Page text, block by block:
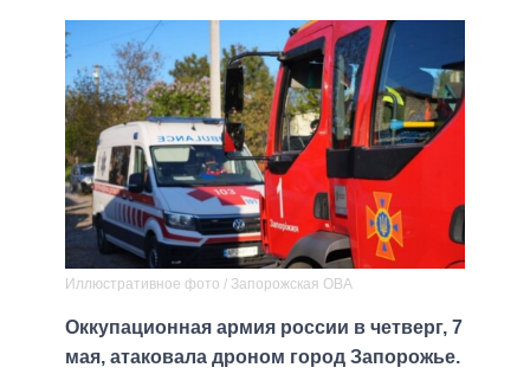
Иллюстративное фото / Запорожская ОВА
Оккупационная армия россии в четверг, 7
мая, атаковала дроном город Запорожье.